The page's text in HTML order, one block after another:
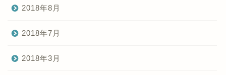
2018年8月
2018年7月
2018年3月